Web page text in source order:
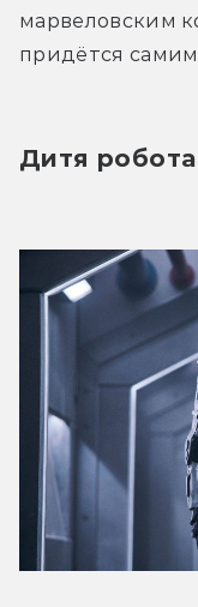
марвеловским
придётся
Дитя робота